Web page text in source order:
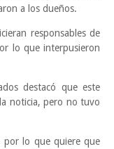
a los dueños.
responsables de
lo que interpusieron
destacó que este
noticia, pero no tuvo
por lo que quiere que